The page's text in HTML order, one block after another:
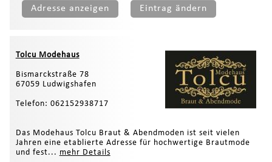
Adresse anzeigen Eintrag ändern
Tolcu Modehaus
Bismarckstraße 78
67059 Ludwigshafen
Telefon: 062152938717
Das Modehaus Tolcu Braut & Abendmoden ist seit vielen
Jahren eine etablierte Adresse für hochwertige Brautmode
und fest... mehr Details